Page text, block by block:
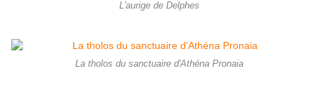
L'aurige de Delphes
La tholos du sanctuaire d'Athéna Pronaia